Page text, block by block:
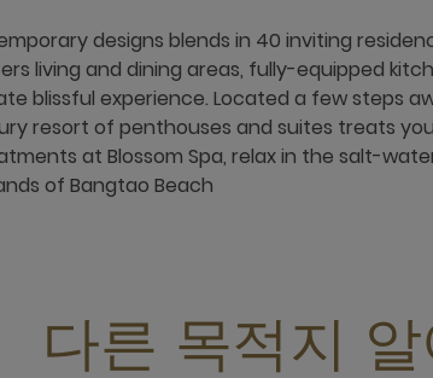
designs blends in 40 inviting
living and dining areas, fully-equipped
blissful experience. Located a few steps
resort of penthouses and suites treats
at Blossom Spa, relax in the salt-
of Bangtao Beach
다른 목적지